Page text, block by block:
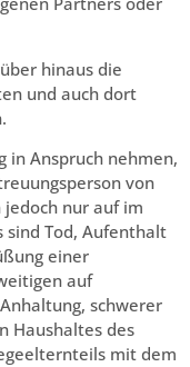
hinaus die
und auch dort
in Anspruch nehmen,
von
jedoch nur auf im
sind Tod, Aufenthalt
einer
auf
schwerer
Haushaltes des
mit dem